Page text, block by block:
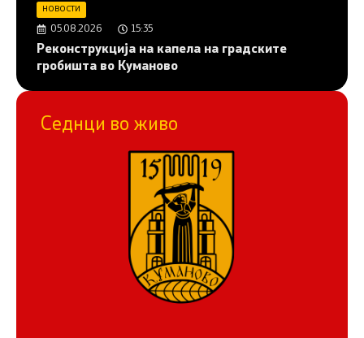
НОВОСТИ
05.08.2026 15:35
Реконструкција на капела на градските
гробишта во Куманово
Седнци во живо